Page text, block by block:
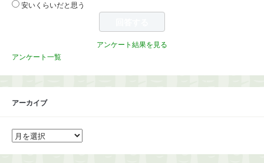
安いくらいだと思う
アンケート結果を見る
アンケート一覧
アーカイブ
ア
ー
イ